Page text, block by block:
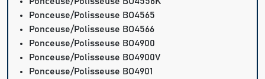
Ponceuse/Polisseuse BO4565
Ponceuse/Polisseuse BO4566
Ponceuse/Polisseuse BO4900
Ponceuse/Polisseuse BO4900V
Ponceuse/Polisseuse BO4901